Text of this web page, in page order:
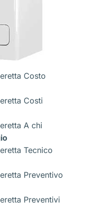
Costo
Costi
A chi
Tecnico
Preventivo
Preventivi